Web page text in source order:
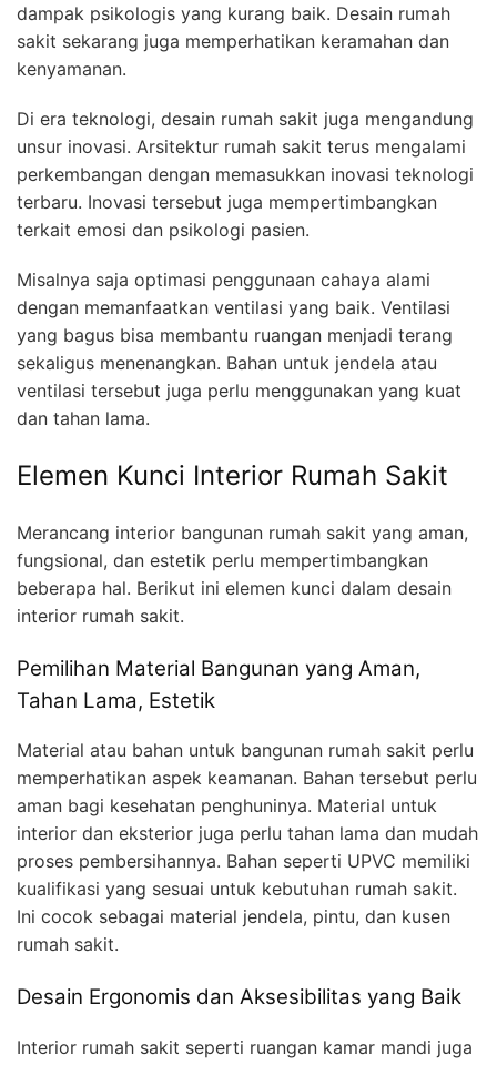
dampak psikologis yang kurang baik. Desain rumah
sakit sekarang juga memperhatikan keramahan dan
kenyamanan.
Di era teknologi, desain rumah sakit juga mengandung
unsur inovasi. Arsitektur rumah sakit terus mengalami
perkembangan dengan memasukkan inovasi teknologi
terbaru. Inovasi tersebut juga mempertimbangkan
terkait emosi dan psikologi pasien.
Misalnya saja optimasi penggunaan cahaya alami
dengan memanfaatkan ventilasi yang baik. Ventilasi
yang bagus bisa membantu ruangan menjadi terang
sekaligus menenangkan. Bahan untuk jendela atau
ventilasi tersebut juga perlu menggunakan yang kuat
dan tahan lama.
Elemen Kunci Interior Rumah Sakit
Merancang interior bangunan rumah sakit yang aman,
fungsional, dan estetik perlu mempertimbangkan
beberapa hal. Berikut ini elemen kunci dalam desain
interior rumah sakit.
Pemilihan Material Bangunan yang Aman,
Tahan Lama, Estetik
Material atau bahan untuk bangunan rumah sakit perlu
memperhatikan aspek keamanan. Bahan tersebut perlu
aman bagi kesehatan penghuninya. Material untuk
interior dan eksterior juga perlu tahan lama dan mudah
proses pembersihannya. Bahan seperti UPVC memiliki
kualifikasi yang sesuai untuk kebutuhan rumah sakit.
Ini cocok sebagai material jendela, pintu, dan kusen
rumah sakit.
Desain Ergonomis dan Aksesibilitas yang Baik
Interior rumah sakit seperti ruangan kamar mandi juga